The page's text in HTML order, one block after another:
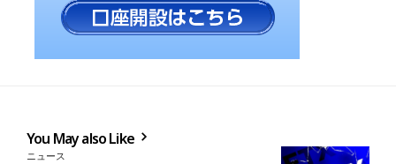
You May also Like
ニュース